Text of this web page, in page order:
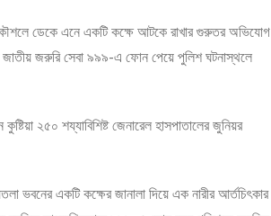
কৌশলে ডেকে এনে একটি কক্ষে আটকে রাখার গুরুতর অভিযোগ
জাতীয় জরুরি সেবা ৯৯৯-এ ফোন পেয়ে পুলিশ ঘটনাস্থলে
২৫০ শয্যাবিশিষ্ট জেনারেল হাসপাতালের জুনিয়র
ভবনের একটি কক্ষের জানালা দিয়ে এক নারীর আর্তচিৎকার